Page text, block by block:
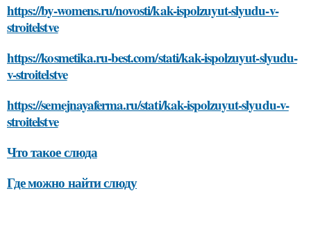
https://by-womens.ru/novosti/kak-ispolzuyut-slyudu-v-
stroitelstve
https://kosmetika.ru-best.com/stati/kak-ispolzuyut-slyudu-
v-stroitelstve
https://semejnayaferma.ru/stati/kak-ispolzuyut-slyudu-v-
stroitelstve
Что такое слюда
Где можно найти слюду